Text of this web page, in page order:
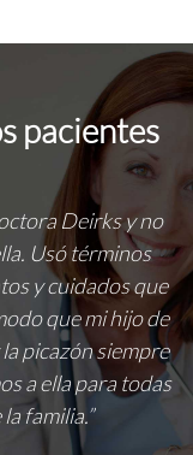
pacientes
Deirks y no
Usó términos
y cuidados que
que mi hijo de
picazón siempre
a ella para todas
familia.”